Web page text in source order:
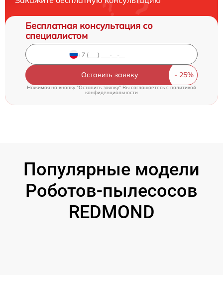
Бесплатная консультация со
специалистом
Оставить заявку
Нажимая на кнопку "Оставить заявку" Вы соглашаетесь c политикой
конфиденциальности
Популярные модели
Роботов-пылесосов
REDMOND